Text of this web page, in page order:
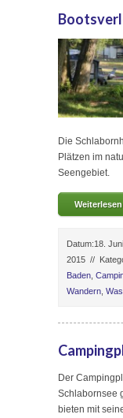
Die
Plätzen im
Seengebiet.
Datum:18. Juni
2015 //
Baden
Wandern
Der
Schlabornsee
bieten mit